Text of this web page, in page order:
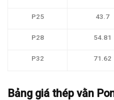
P25 43.7
P28 54.81
P32 71.62
Bảng giá thép vằn